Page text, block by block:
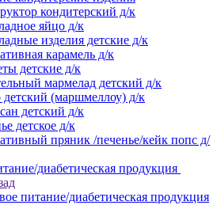
кондитерский д/к
яйцо д/к
изделия детские д/к
карамель д/к
детские д/к
мармелад детский д/к
детский (маршмеллоу) д/к
детский д/к
детское д/к
пряник /печенье/кейк попс д/
диабетическая продукция
питание/диабетическая продукция